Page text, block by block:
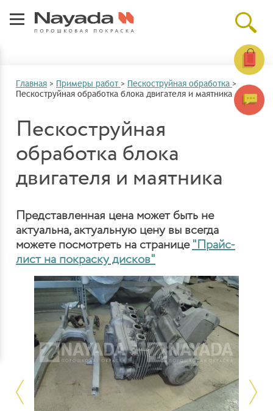
Главная > Примеры работ > Пескоструйная обработка >
Пескоструйная обработка блока двигателя и маятника
Пескоструйная
обработка блока
двигателя и маятника
Представленная цена может быть не
актуальна, актуальную цену вы всегда
можете посмотреть на странице "Прайс-
лист на покраску дисков"